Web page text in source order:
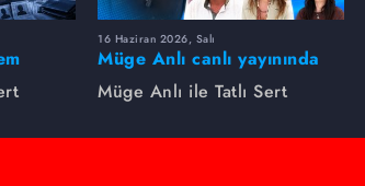
ve
şoke
16 Haziran 2026, Salı
Müge Anlı canlı yayınında
dikkat çeken gelişmeler
yaşandı. Kayıp,
Müge Anlı ile Tatlı Sert